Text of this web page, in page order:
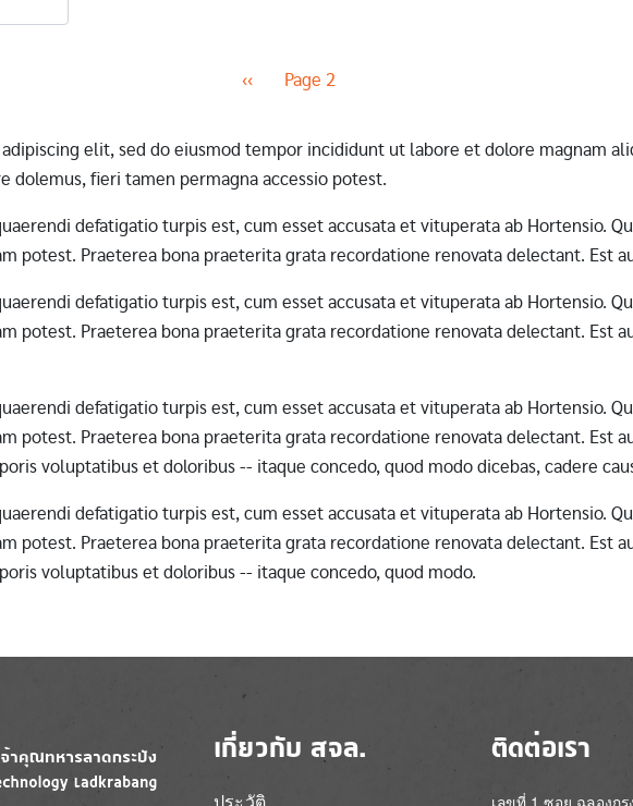
Previous page
‹‹ Page 2
elit, sed do eiusmod tempor incididunt ut labore et dolore magnam
dolemus, fieri tamen permagna accessio potest.
defatigatio turpis est, cum esset accusata et vituperata ab Hortensio.
potest. Praeterea bona praeterita grata recordatione renovata delectant. Est
defatigatio turpis est, cum esset accusata et vituperata ab Hortensio.
potest. Praeterea bona praeterita grata recordatione renovata delectant. Est
defatigatio turpis est, cum esset accusata et vituperata ab Hortensio.
potest. Praeterea bona praeterita grata recordatione renovata delectant. Est
voluptatibus et doloribus -- itaque concedo, quod modo dicebas, cadere
defatigatio turpis est, cum esset accusata et vituperata ab Hortensio.
potest. Praeterea bona praeterita grata recordatione renovata delectant. Est
voluptatibus et doloribus -- itaque concedo, quod modo.
เกี่ยวกับ สจล. ติดต่อเรา